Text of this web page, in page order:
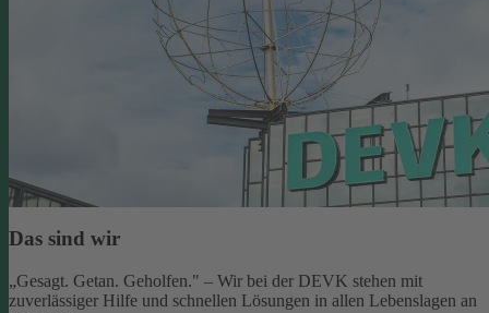
Das sind wir
„Gesagt. Getan. Geholfen." – Wir bei der DEVK stehen mit
zuverlässiger Hilfe und schnellen Lösungen in allen Lebenslagen an